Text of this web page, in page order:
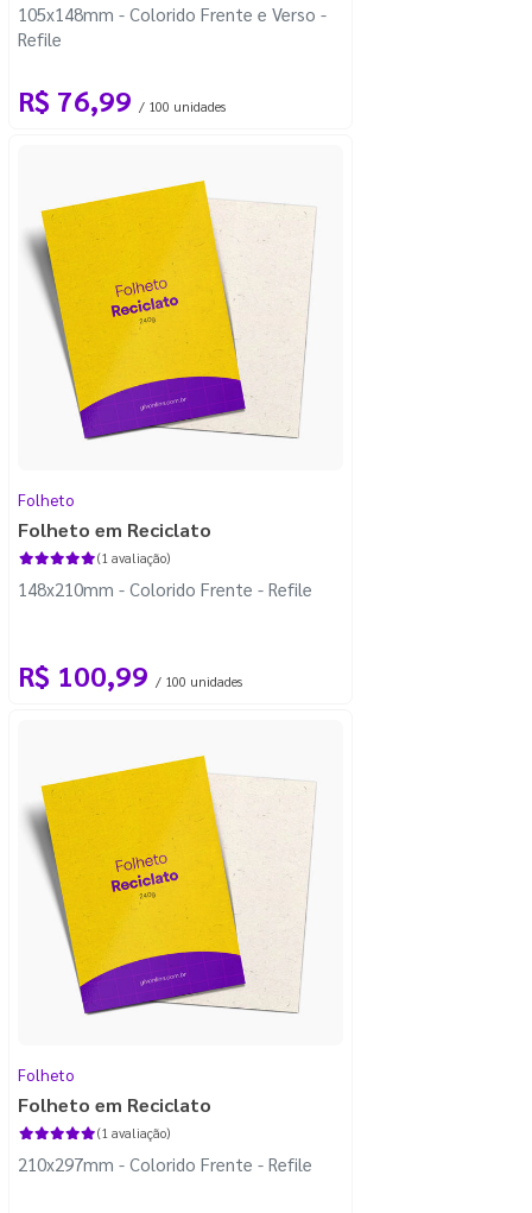
105x148mm - Colorido Frente e Verso -
Refile
R$ 76,99 / 100 unidades
Folheto
Folheto em Reciclato
(1 avaliação)
148x210mm - Colorido Frente - Refile
R$ 100,99 / 100 unidades
Folheto
Folheto em Reciclato
(1 avaliação)
210x297mm - Colorido Frente - Refile